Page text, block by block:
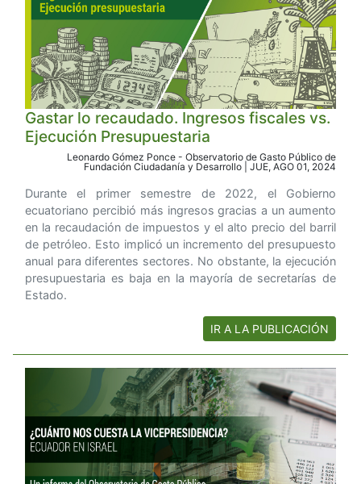
Gastar lo recaudado. Ingresos fiscales vs.
Ejecución Presupuestaria
Leonardo Gómez Ponce - Observatorio de Gasto Público de
Fundación Ciudadanía y Desarrollo | JUE, AGO 01, 2024
Durante el primer semestre de 2022, el Gobierno
ecuatoriano percibió más ingresos gracias a un aumento
en la recaudación de impuestos y el alto precio del barril
de petróleo. Esto implicó un incremento del presupuesto
anual para diferentes sectores. No obstante, la ejecución
presupuestaria es baja en la mayoría de secretarías de
Estado.
IR A LA PUBLICACIÓN